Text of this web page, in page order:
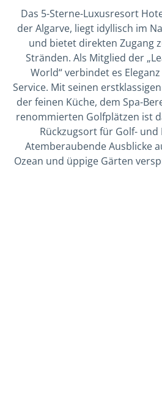
Das 5-Sterne-Luxusresort
der Algarve, liegt idyllisch im
und bietet direkten Zugang
Stränden. Als Mitglied der
World“ verbindet es
Service. Mit seinen
der feinen Küche, dem Spa-
renommierten Golfplätzen ist
Rückzugsort für Golf-
Atemberaubende Ausblicke
Ozean und üppige Gärten